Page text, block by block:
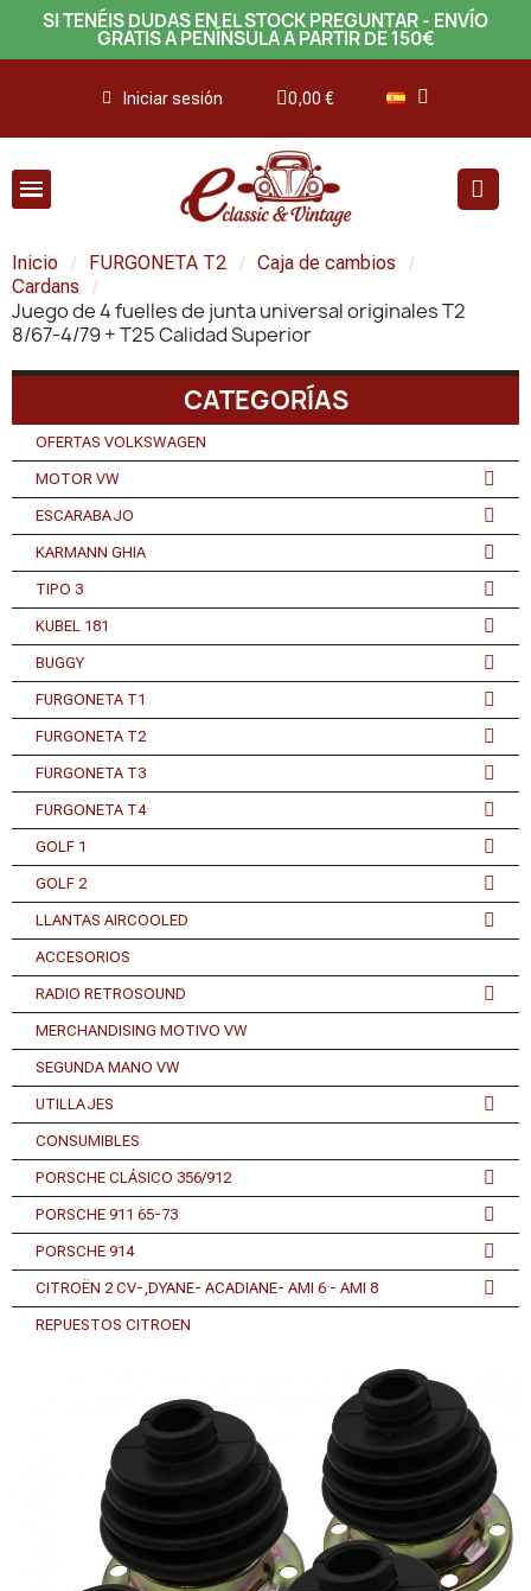
SI TENÉIS DUDAS EN EL STOCK PREGUNTAR - ENVÍO
GRATIS A PENÍNSULA A PARTIR DE 150€
Iniciar sesión 0,00 €
Inicio FURGONETA T2
Caja de cambios
Cardans
Juego de 4 fuelles de junta universal originales T2
8/67-4/79 + T25 Calidad Superior
CATEGORÍAS
OFERTAS VOLKSWAGEN
MOTOR VW
ESCARABAJO
KARMANN GHIA
TIPO 3
KUBEL 181
BUGGY
FURGONETA T1
FURGONETA T2
FURGONETA T3
FURGONETA T4
GOLF 1
GOLF 2
LLANTAS AIRCOOLED
ACCESORIOS
RADIO RETROSOUND
MERCHANDISING MOTIVO VW
SEGUNDA MANO VW
UTILLAJES
CONSUMIBLES
PORSCHE CLÁSICO 356/912
PORSCHE 911 65-73
PORSCHE 914
CITROËN 2 CV-,DYANE- ACADIANE- AMI 6 - AMI 8
REPUESTOS CITROEN